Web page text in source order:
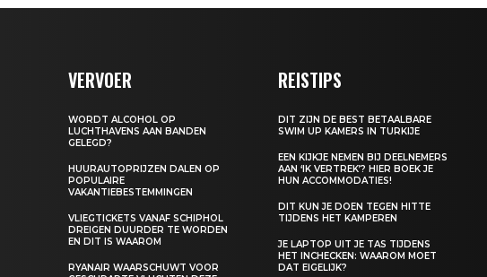
VERVOER
WORDT ALCOHOL OP
LUCHTHAVENS AAN BANDEN
GELEGD?
HUURAUTOPRIJZEN DALEN OP
POPULAIRE
VAKANTIEBESTEMMINGEN
VLIEGTICKETS VANAF SCHIPHOL
DREIGEN DUURDER TE WORDEN
EN DIT IS WAAROM
RYANAIR WAARSCHUWT VOOR
REISTIPS
DIT ZIJN DE BEST BETAALBARE
SWIM UP KAMERS IN TURKIJE
EEN KIJKJE NEMEN BIJ DEELNEMERS
AAN ‘IK VERTREK’? HIER BOEK JE
HUN ACCOMMODATIES!
DIT KUN JE DOEN TEGEN HITTE
TIJDENS HET KAMPEREN
JE LAPTOP UIT JE TAS TIJDENS
HET INCHECKEN: WAAROM MOET
DAT EIGELIJK?